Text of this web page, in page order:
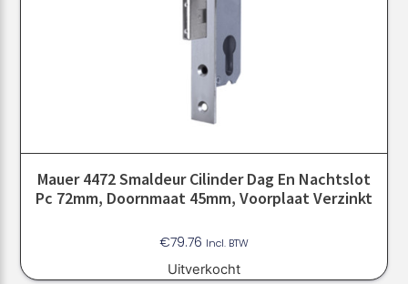
Mauer 4472 Smaldeur Cilinder Dag En Nachtslot
Pc 72mm, Doornmaat 45mm, Voorplaat Verzinkt
€79.76 Incl. BTW
Uitverkocht